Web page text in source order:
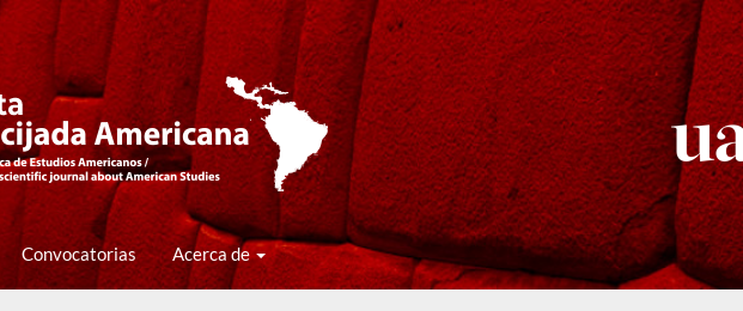
Convocatorias Acerca de